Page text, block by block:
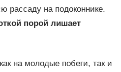
рассаду на подоконнике.
порой лишает
на молодые побеги, так и